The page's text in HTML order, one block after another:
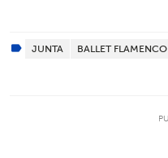
JUNTA BALLET FLAMENCO